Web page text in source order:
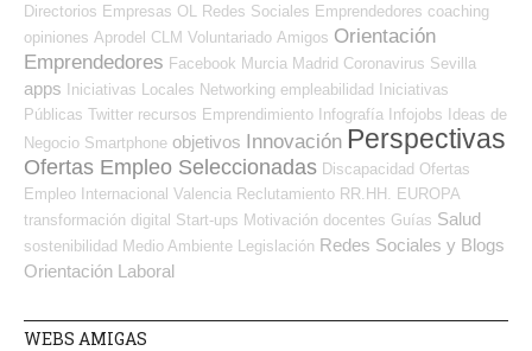
Directorios Empresas OL
Redes Sociales Emprendedores coaching
opiniones Aprodel CLM Voluntariado Amigos Orientación
Emprendedores Facebook Murcia Madrid Coronavirus Sevilla
apps Iniciativas Locales Networking empleabilidad Iniciativas
Públicas Twitter recursos Emprendimiento Infografía Infojobs Ideas de
Negocio Smartphone objetivos Innovación Perspectivas
Ofertas Empleo Seleccionadas Discapacidad Ofertas
Empleo Internacional Valencia Reclutamiento RR.HH.
EUROPA
transformación digital Start-ups Motivación docentes Guías Salud
sostenibilidad Medio Ambiente Legislación Redes Sociales y Blogs
Orientación Laboral
WEBS AMIGAS